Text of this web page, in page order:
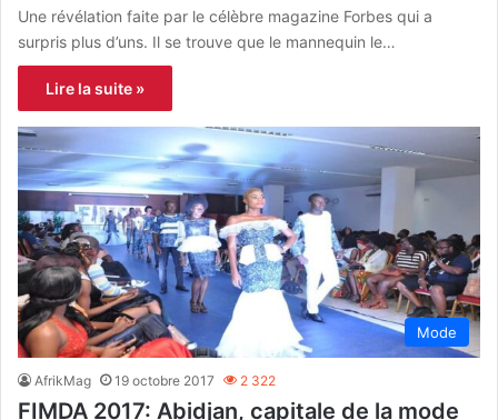
Une révélation faite par le célèbre magazine Forbes qui a
surpris plus d’uns. Il se trouve que le mannequin le…
Lire la suite »
Mode
AfrikMag 19 octobre 2017 2 322
FIMDA 2017: Abidjan, capitale de la mode